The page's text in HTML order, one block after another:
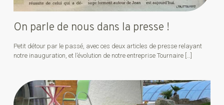
On parle de nous dans la presse !
Petit détour par le passé, avec ces deux articles de presse relayant
notre inauguration, et l’évolution de notre entreprise Tournaire […]